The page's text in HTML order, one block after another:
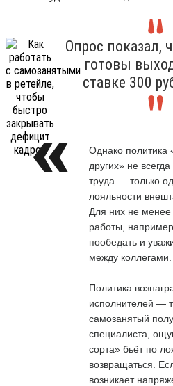
Опрос показал,
готовы
ставке 300
Однако политика
других» не
труда — только
лояльности
Для них не
работы,
пообедать и
между коллегами.
Политика
исполнителей —
самозанятый
специалиста,
сорта» бьёт по
возвращаться.
возникает